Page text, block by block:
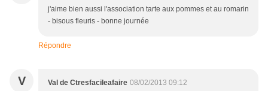
j'aime bien aussi l'association tarte aux pommes et au romarin
- bisous fleuris - bonne journée
Répondre
V Val de Ctresfacileafaire 08/02/2013 09:12